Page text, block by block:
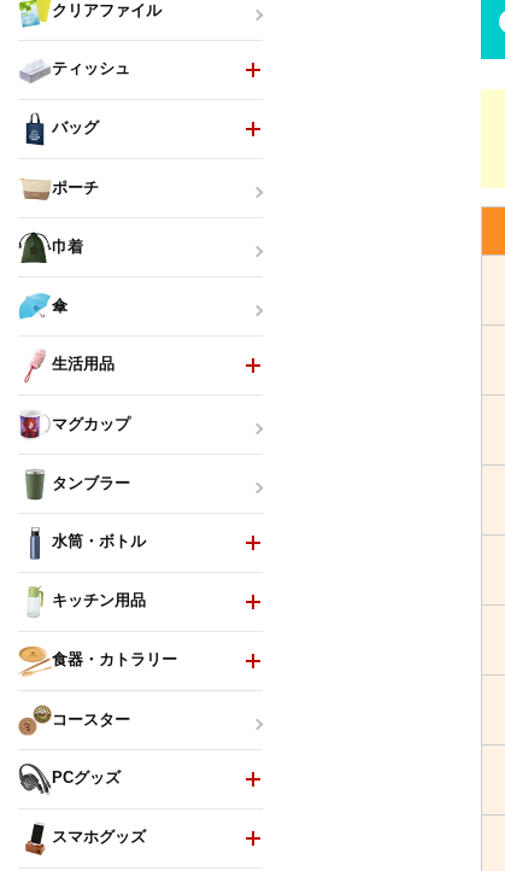
クリアファイル
ティッシュ
バッグ
ポーチ
巾着
傘
生活用品
マグカップ
タンブラー
水筒・ボトル
キッチン用品
食器・カトラリー
コースター
PCグッズ
スマホグッズ